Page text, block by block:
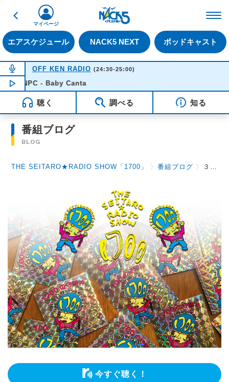
戻る
エアスケジュール NACK5 NEXT ポッドキャスト
マイページ
NOW ON AIR
OFF KEN RADIO (24:30-25:00)
NOW PLAYING00:41
NPC - Baby Canta
聴く 調べる 知る
番組ブログ
BLOG
THE SEITARO★RADIO SHOW「1700」 〉番組ブログ 〉 ３月２６日（水）
今すぐ聴く！